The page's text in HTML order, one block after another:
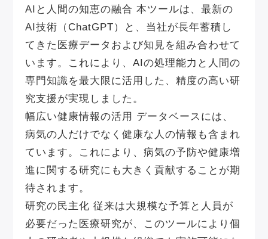
AIと人間の知恵の融合 本ツールは、最新の
AI技術（ChatGPT）と、当社が長年蓄積し
てきた医療データおよび知見を組み合わせて
います。これにより、AIの処理能力と人間の
専門知識を最大限に活用した、精度の高い研
究支援が実現しました。
幅広い健康情報の活用 データベースには、
病気の人だけでなく健康な人の情報も含まれ
ています。これにより、病気の予防や健康増
進に関する研究にも大きく貢献することが期
待されます。
研究の民主化 従来は大規模な予算と人員が
必要だった医療研究が、このツールにより個